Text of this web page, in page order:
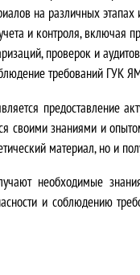
на различных
и контроля, включая
проверок и
требований ГУК
предоставление
знаниями и
материал, но и
необходимые
и соблюдению